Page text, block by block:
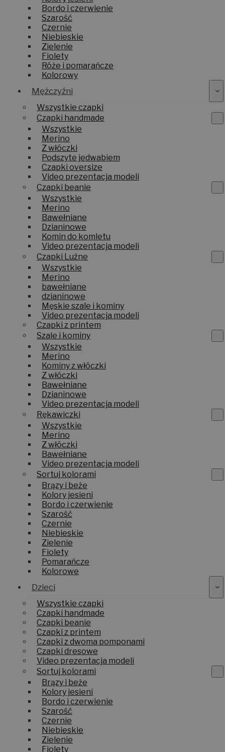
Bordo i czerwienie
Szarość
Czernie
Niebieskie
Zielenie
Fiolety
Róże i pomarańcze
Kolorowy
Mężczyźni
Wszystkie czapki
Czapki handmade
Wszystkie
Merino
Z włóczki
Podszyte jedwabiem
Czapki oversize
Video prezentacja modeli
Czapki beanie
Wszystkie
Merino
Bawełniane
Dzianinowe
Komin do komletu
Video prezentacja modeli
Czapki Luźne
Wszystkie
Merino
bawełniane
dzianinowe
Męskie szale i kominy
Video prezentacja modeli
Czapki z printem
Szale i kominy
Wszystkie
Merino
Kominy z włóczki
Z włóczki
Bawełniane
Dzianinowe
Video prezentacja modeli
Rękawiczki
Wszystkie
Merino
Z włóczki
Bawełniane
Video prezentacja modeli
Sortuj kolorami
Brązy i beże
Kolory jesieni
Bordo i czerwienie
Szarość
Czernie
Niebieskie
Zielenie
Fiolety
Pomarańcze
Kolorowe
Dzieci
Wszystkie czapki
Czapki handmade
Czapki beanie
Czapki z printem
Czapki z dwoma pomponami
Czapki dresowe
Video prezentacja modeli
Sortuj kolorami
Brązy i beże
Kolory jesieni
Bordo i czerwienie
Szarość
Czernie
Niebieskie
Zielenie
Fiolety